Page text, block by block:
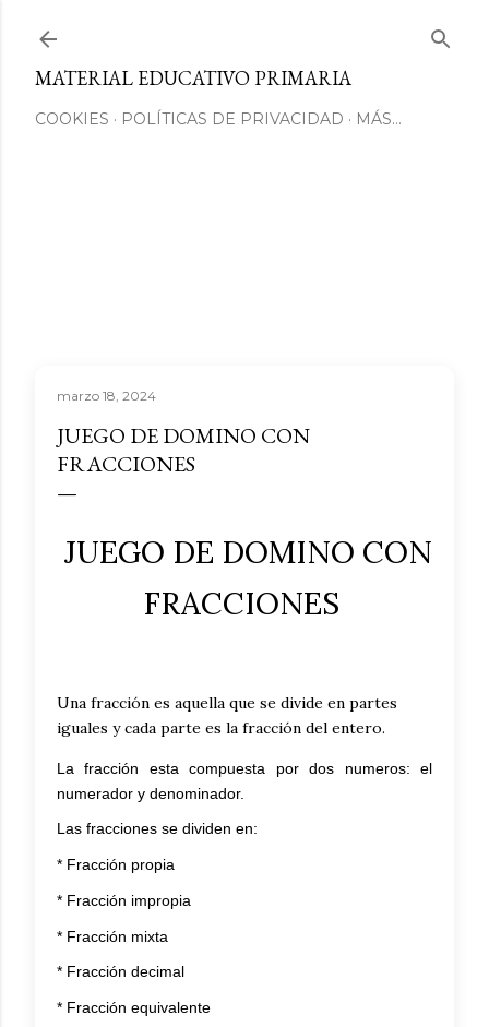
MATERIAL EDUCATIVO PRIMARIA
COOKIES POLÍTICAS DE PRIVACIDAD MÁS…
marzo 18, 2024
JUEGO DE DOMINO CON
FRACCIONES
JUEGO DE DOMINO CON
FRACCIONES
Una fracción es aquella que se divide en partes
iguales y cada parte es la fracción del entero.
La fracción esta compuesta por dos numeros: el
numerador y denominador.
Las fracciones se dividen en:
* Fracción propia
* Fracción impropia
* Fracción mixta
* Fracción decimal
* Fracción equivalente